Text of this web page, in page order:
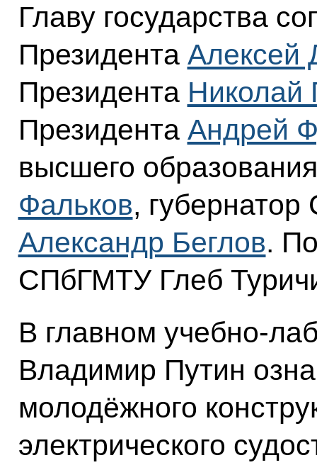
Главу государства
Президента Алексей
Президента Николай
Президента Андрей
высшего
Фальков, губернатор
Александр Беглов.
СПбГМТУ Глеб
В главном учебно-
Владимир Путин
молодёжного
электрического